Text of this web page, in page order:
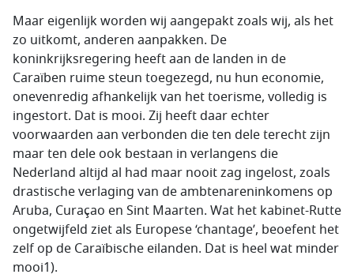
Maar eigenlijk worden wij aangepakt zoals wij, als het
zo uitkomt, anderen aanpakken. De
koninkrijksregering heeft aan de landen in de
Caraïben ruime steun toegezegd, nu hun economie,
onevenredig afhankelijk van het toerisme, volledig is
ingestort. Dat is mooi. Zij heeft daar echter
voorwaarden aan verbonden die ten dele terecht zijn
maar ten dele ook bestaan in verlangens die
Nederland altijd al had maar nooit zag ingelost, zoals
drastische verlaging van de ambtenareninkomens op
Aruba, Curaçao en Sint Maarten. Wat het kabinet-Rutte
ongetwijfeld ziet als Europese ‘chantage’, beoefent het
zelf op de Caraïbische eilanden. Dat is heel wat minder
mooi1).